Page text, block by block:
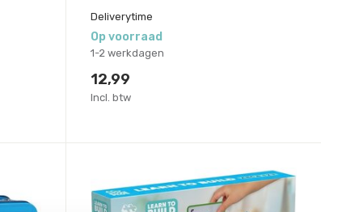
Deliverytime
Op voorraad
1-2 werkdagen
12,99
Incl. btw